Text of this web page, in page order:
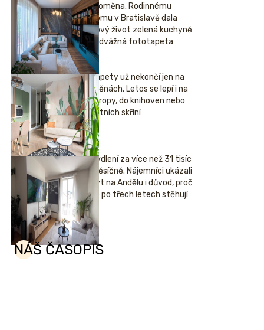
proměna. Rodinnému
domu v Bratislavě dala
nový život zelená kuchyně
i odvážná fototapeta
Tapety už nekončí jen na
stěnách. Letos se lepí i na
stropy, do knihoven nebo
šatních skříní
Bydlení za více než 31 tisíc
měsíčně. Nájemníci ukázali
byt na Andělu i důvod, proč
se po třech letech stěhují
NÁŠ ČASOPIS